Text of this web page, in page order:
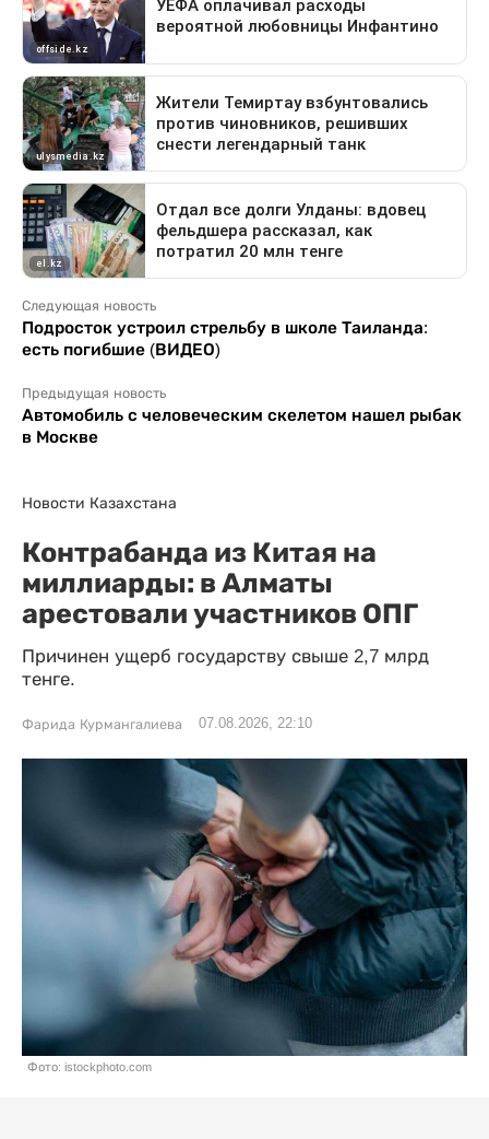
Следующая новость
Подросток устроил стрельбу в школе Таиланда:
есть погибшие (ВИДЕО)
Предыдущая новость
Автомобиль с человеческим скелетом нашел рыбак
в Москве
Новости Казахстана
Контрабанда из Китая на
миллиарды: в Алматы
арестовали участников ОПГ
Причинен ущерб государству свыше 2,7 млрд
тенге.
Фарида Курмангалиева 07.08.2026, 22:10
Фото: istockphoto.com